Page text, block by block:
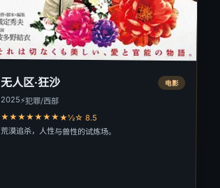
无人区·狂沙 电影
2025⚡犯罪/西部
★★★★★★★★½☆ 8.5
荒漠追杀，人性与兽性的试炼场。